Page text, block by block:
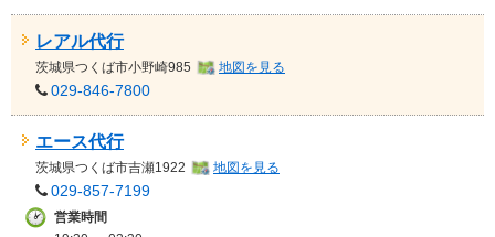
レアル代行
茨城県つくば市小野崎985 地図を見る
029-846-7800
エース代行
茨城県つくば市吉瀬1922 地図を見る
029-857-7199
営業時間